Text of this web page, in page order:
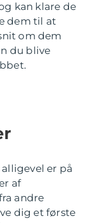
kan klare de
dem til at
om dem
du blive
er på
af
andre
dig et første